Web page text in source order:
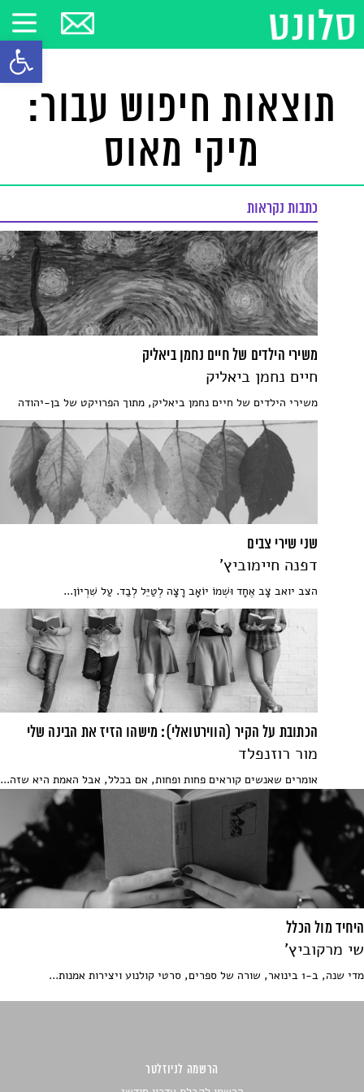
פתח
תוצאות חיפוש עבור:
מיקי מאוס
כתבות נקראות
משירי הילדים של חיים נחמן ביאליק
חיים נחמן ביאליק
משירי הילדים של חיים נחמן ביאליק, מתוך הפרויקט של בן-יהודה
שני שירי צבים
דפנה חיימוביץ'
הצב יואב צָב אֶחָד וּשְׁמוֹ יוֹאָב רָצָה לְטַיֵּל לְבַד. עַל שִׁרְיוֹן...
הכתובת על הקיר (הווירטואלי): מישהו הזיז את הבינה שלי
מור רוזנפלד
אומרים שאנשים קוראים פחות ופחות, אם בכלל, אבל האמת היא שזה...
היחיד מול הכלל
שי מרקוביץ'
מדי שנה, ב-1 בינואר, שורה של ספרים, סרטי קולנוע ויצירות אמנות...
הרשמה לניוזלטר